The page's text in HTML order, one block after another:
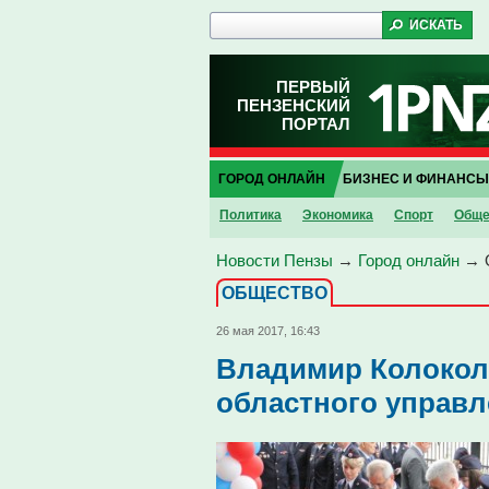
ПЕРВЫЙ
ПЕНЗЕНСКИЙ
ПОРТАЛ
ГОРОД ОНЛАЙН
Политика Экономика Спорт
БИЗНЕС И ФИНАНСЫ
Новости Пензы → Город онлайн →
ОБЩЕСТВО
26 мая 2017, 16:43
Владимир
областного